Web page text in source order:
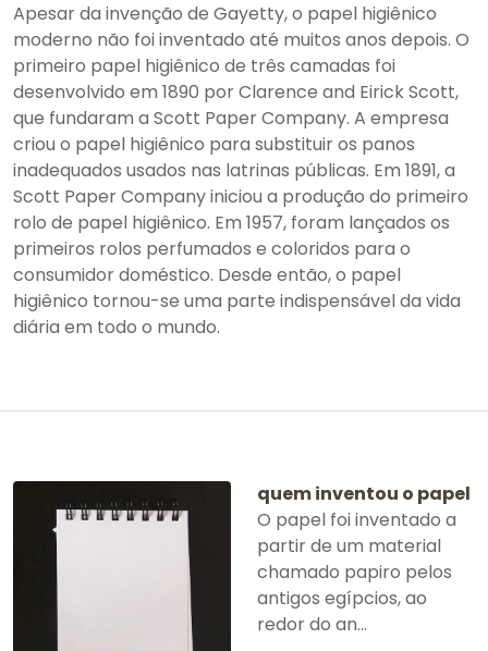
Apesar da invenção de Gayetty, o papel higiênico
moderno não foi inventado até muitos anos depois. O
primeiro papel higiênico de três camadas foi
desenvolvido em 1890 por Clarence and Eirick Scott,
que fundaram a Scott Paper Company. A empresa
criou o papel higiênico para substituir os panos
inadequados usados ​​nas latrinas públicas. Em 1891, a
Scott Paper Company iniciou a produção do primeiro
rolo de papel higiênico. Em 1957, foram lançados os
primeiros rolos perfumados e coloridos para o
consumidor doméstico. Desde então, o papel
higiênico tornou-se uma parte indispensável da vida
diária em todo o mundo.
quem inventou o papel
O papel foi inventado a
partir de um material
chamado papiro pelos
antigos egípcios, ao
redor do an...